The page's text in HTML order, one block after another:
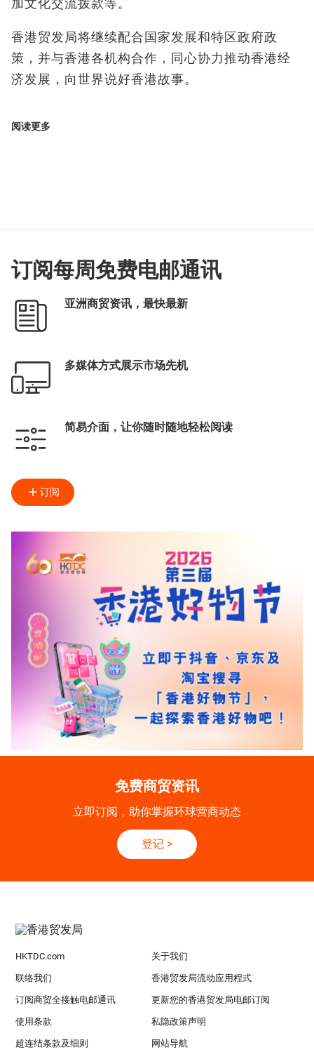
加文化交流拨款等。
香港贸发局将继续配合国家发展和特区政府政
策，并与香港各机构合作，同心协力推动香港经
济发展，向世界说好香港故事。
阅读更多
订阅每周免费电邮通讯
亚洲商贸资讯，最快最新
多媒体方式展示市场先机
简易介面，让你随时随地轻松阅读
订阅
免费商贸资讯
立即订阅，助你掌握环球营商动态
登记 >
HKTDC.com 关于我们
联络我们 香港贸发局流动应用程式
订阅商贸全接触电邮通讯 更新您的香港贸发局电邮订阅
使用条款 私隐政策声明
超连结条款及细则 网站导航